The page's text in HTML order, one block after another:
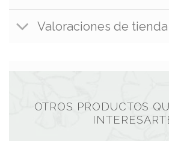
Valoraciones de tienda
OTROS PRODUCTOS